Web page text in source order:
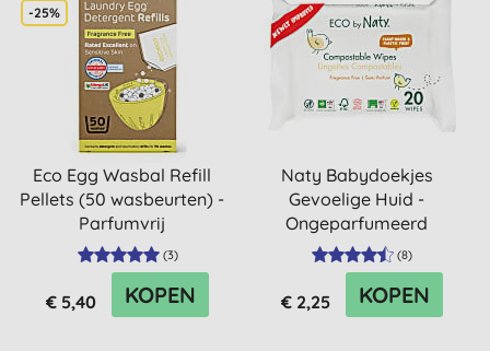
-25%
Eco Egg Wasbal Refill
Pellets (50 wasbeurten) -
Parfumvrij
(3)
€ 5,40 KOPEN
Naty Babydoekjes
Gevoelige Huid -
Ongeparfumeerd
(Reispakket)
(8)
€ 2,25 KOPEN